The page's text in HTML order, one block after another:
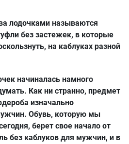
лодочками называются
без застежек, в которые
на каблуках разной
начиналась намного
Как ни странно, предмет
изначально
Обувь, которую мы
берет свое начало от
без каблуков для мужчин, и в